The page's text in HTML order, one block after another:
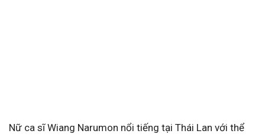
Nữ ca sĩ Wiang Narumon nổi tiếng tại Thái Lan với thể